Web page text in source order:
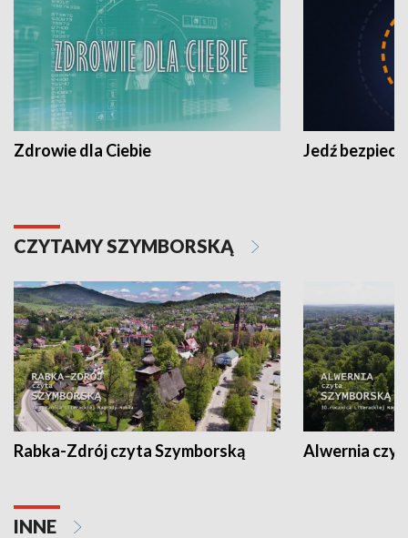
Zdrowie dla Ciebie Jedź
CZYTAMY SZYMBORSKĄ
Rabka-Zdrój czyta Szymborską Alwernia
INNE